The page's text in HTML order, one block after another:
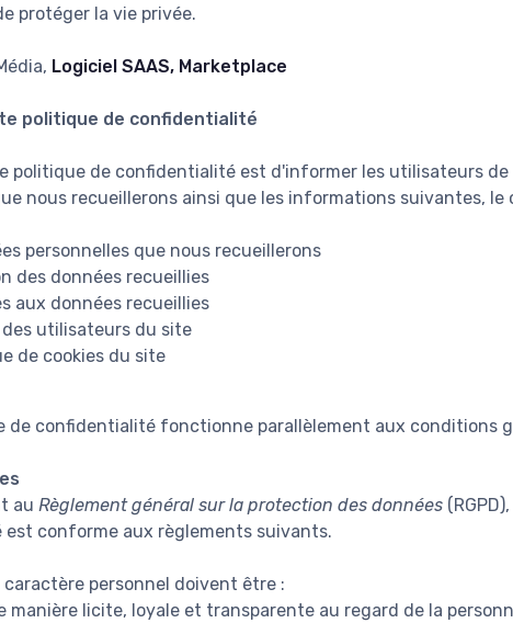
protéger la vie privée.
Logiciel SAAS, Marketplace
politique de confidentialité
politique de confidentialité est d'informer les utilisateurs
nous recueillerons ainsi que les informations suivantes, le
personnelles que nous recueillerons
des données recueillies
aux données recueillies
des utilisateurs du site
de cookies du site
de confidentialité fonctionne parallèlement aux conditions
au Règlement général sur la protection des données
conforme aux règlements suivants.
caractère personnel doivent être :
manière licite, loyale et transparente au regard de la